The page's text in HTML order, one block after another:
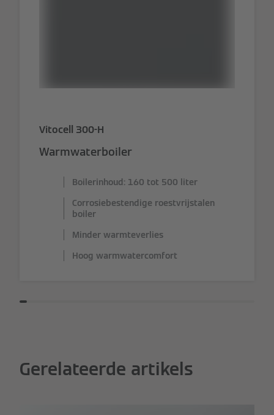
Vitocell 300-H
Warmwaterboiler
Boilerinhoud: 160 tot 500 liter
Corrosiebestendige roestvrijstalen
boiler
Minder warmteverlies
Hoog warmwatercomfort
Gerelateerde artikels